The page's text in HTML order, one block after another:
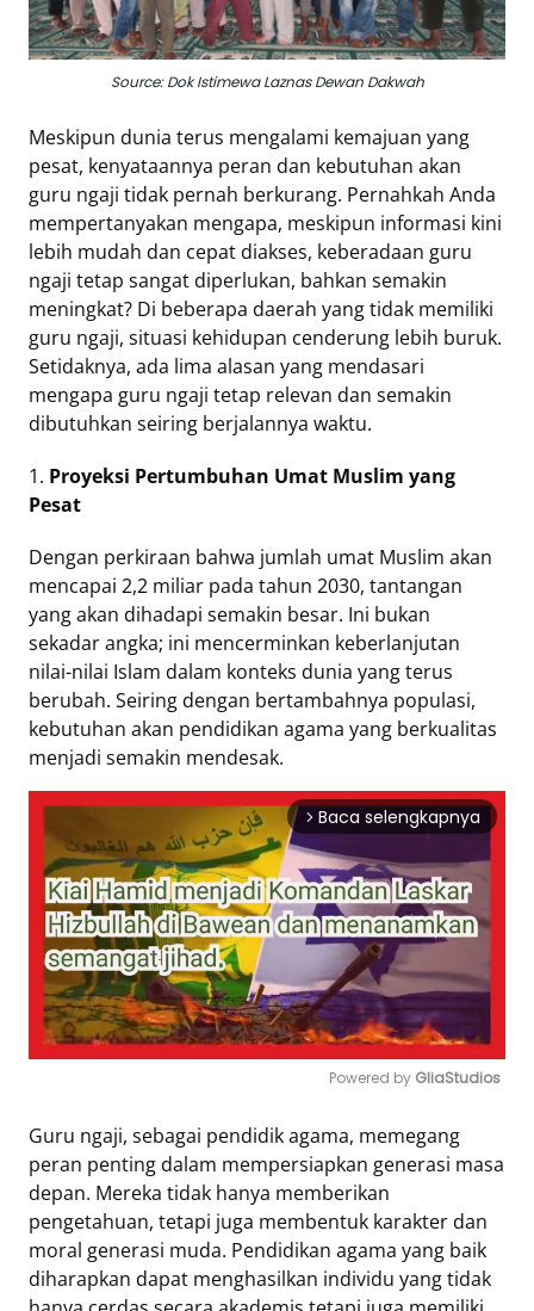
Source: Dok Istimewa Laznas Dewan Dakwah
Meskipun dunia terus mengalami kemajuan yang
pesat, kenyataannya peran dan kebutuhan akan
guru ngaji tidak pernah berkurang. Pernahkah Anda
mempertanyakan mengapa, meskipun informasi kini
lebih mudah dan cepat diakses, keberadaan guru
ngaji tetap sangat diperlukan, bahkan semakin
meningkat? Di beberapa daerah yang tidak memiliki
guru ngaji, situasi kehidupan cenderung lebih buruk.
Setidaknya, ada lima alasan yang mendasari
mengapa guru ngaji tetap relevan dan semakin
dibutuhkan seiring berjalannya waktu.
1. Proyeksi Pertumbuhan Umat Muslim yang
Pesat
Dengan perkiraan bahwa jumlah umat Muslim akan
mencapai 2,2 miliar pada tahun 2030, tantangan
yang akan dihadapi semakin besar. Ini bukan
sekadar angka; ini mencerminkan keberlanjutan
nilai-nilai Islam dalam konteks dunia yang terus
berubah. Seiring dengan bertambahnya populasi,
kebutuhan akan pendidikan agama yang berkualitas
menjadi semakin mendesak.
arrow_forward_ios Baca selengkapnya
Powered by GliaStudios
Guru ngaji, sebagai pendidik agama, memegang
peran penting dalam mempersiapkan generasi masa
depan. Mereka tidak hanya memberikan
pengetahuan, tetapi juga membentuk karakter dan
moral generasi muda. Pendidikan agama yang baik
diharapkan dapat menghasilkan individu yang tidak
Republika
Republika
rejabar.republika.co.id
repjogja.republika.co.id
Republika
IQRA
Tentang
Do's
Dont's
Rules
Menjadi
Retizen